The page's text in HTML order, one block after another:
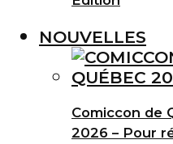
NOUVELLES
Comiccon de
2026 – Pour